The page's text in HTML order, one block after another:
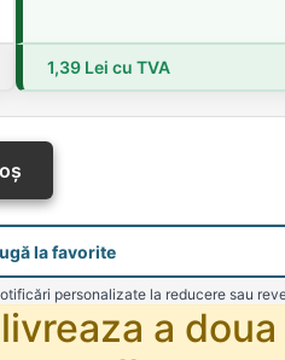
1,39 Lei cu TVA
la favorite
personalizate la reducere sau
a doua